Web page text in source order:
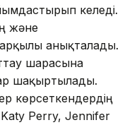
келеді.
және
анықталады.
шарасына
шақыртылады.
көрсеткендердің
Perry, Jennifer